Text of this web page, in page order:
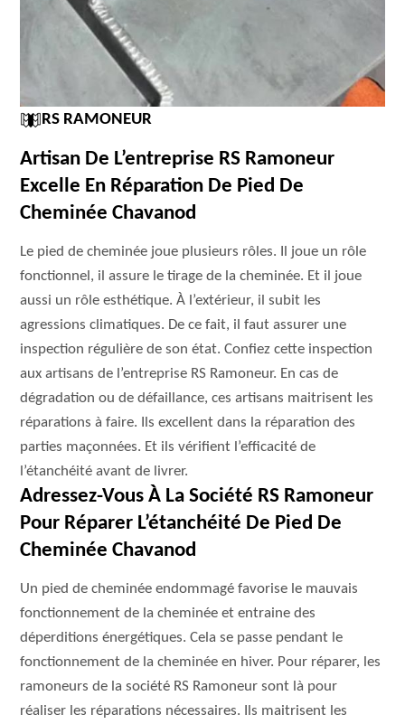
RS RAMONEUR
Artisan De L’entreprise RS Ramoneur
Excelle En Réparation De Pied De
Cheminée Chavanod
Le pied de cheminée joue plusieurs rôles. Il joue un rôle
fonctionnel, il assure le tirage de la cheminée. Et il joue
aussi un rôle esthétique. À l’extérieur, il subit les
agressions climatiques. De ce fait, il faut assurer une
inspection régulière de son état. Confiez cette inspection
aux artisans de l’entreprise RS Ramoneur. En cas de
dégradation ou de défaillance, ces artisans maitrisent les
réparations à faire. Ils excellent dans la réparation des
parties maçonnées. Et ils vérifient l’efficacité de
l’étanchéité avant de livrer.
Adressez-Vous À La Société RS Ramoneur
Pour Réparer L’étanchéité De Pied De
Cheminée Chavanod
Un pied de cheminée endommagé favorise le mauvais
fonctionnement de la cheminée et entraine des
déperditions énergétiques. Cela se passe pendant le
fonctionnement de la cheminée en hiver. Pour réparer, les
ramoneurs de la société RS Ramoneur sont là pour
réaliser les réparations nécessaires. Ils maitrisent les